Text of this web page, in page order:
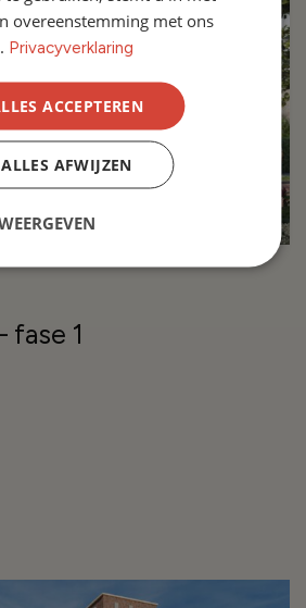
fase 1
overeenstemming met ons
Privacyverklaring
ACCEPTEREN
ALLES AFWIJZEN